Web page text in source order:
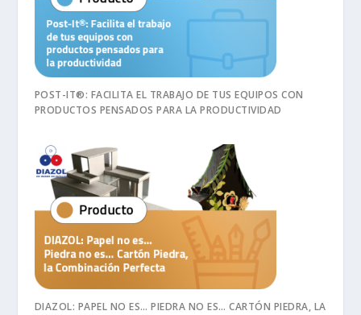
POST-IT®: FACILITA EL TRABAJO DE TUS EQUIPOS CON
PRODUCTOS PENSADOS PARA LA PRODUCTIVIDAD
DIAZOL: PAPEL NO ES… PIEDRA NO ES… CARTÓN PIEDRA, LA